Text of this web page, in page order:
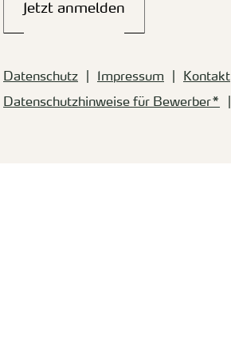
Jetzt anmelden
Datenschutz Impressum Kontakt
Datenschutzhinweise für Bewerber*